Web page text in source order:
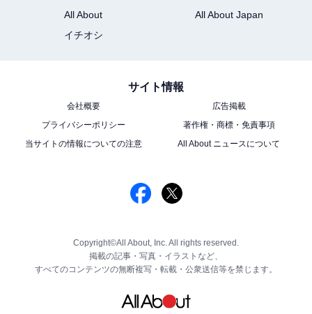
All About
All About Japan
イチオシ
サイト情報
会社概要
広告掲載
プライバシーポリシー
著作権・商標・免責事項
当サイトの情報についての注意
All About ニュースについて
Copyright©All About, Inc. All rights reserved.
掲載の記事・写真・イラストなど、
すべてのコンテンツの無断複写・転載・公衆送信等を禁じます。